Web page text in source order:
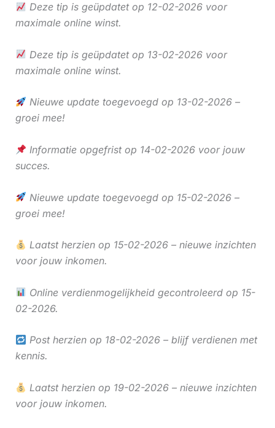
Deze tip is geüpdatet op 12-02-2026 voor
maximale online winst.
Deze tip is geüpdatet op 13-02-2026 voor
maximale online winst.
Nieuwe update toegevoegd op 13-02-2026 –
groei mee!
Informatie opgefrist op 14-02-2026 voor jouw
succes.
Nieuwe update toegevoegd op 15-02-2026 –
groei mee!
Laatst herzien op 15-02-2026 – nieuwe inzichten
voor jouw inkomen.
Online verdienmogelijkheid gecontroleerd op 15-
02-2026.
Post herzien op 18-02-2026 – blijf verdienen met
kennis.
Laatst herzien op 19-02-2026 – nieuwe inzichten
voor jouw inkomen.